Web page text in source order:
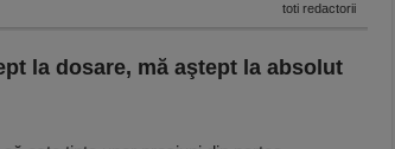
toti redactorii
la dosare, mă aştept la absolut